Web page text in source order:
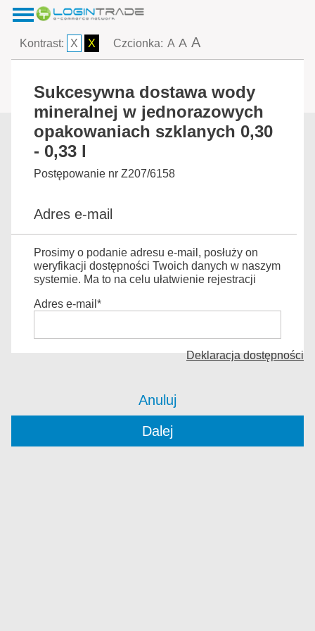
Kontrast: X X Czcionka: A A A
Sukcesywna dostawa wody
mineralnej w jednorazowych
opakowaniach szklanych 0,30
- 0,33 l
Postępowanie nr Z207/6158
Adres e-mail
Prosimy o podanie adresu e-mail, posłuży on
weryfikacji dostępności Twoich danych w naszym
systemie. Ma to na celu ułatwienie rejestracji
Adres e-mail*
Deklaracja dostępności
Anuluj
Dalej